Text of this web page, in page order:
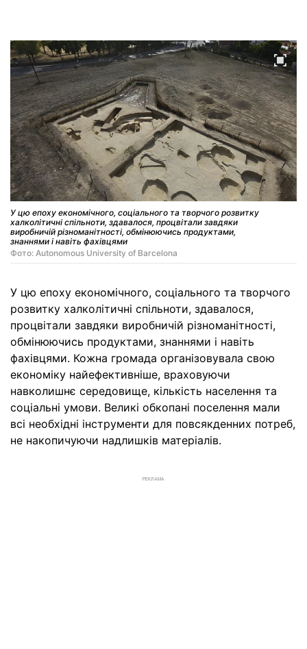
У цю епоху економічного, соціального та творчого розвитку
халколітичні спільноти, здавалося, процвітали завдяки
виробничій різноманітності, обмінюючись продуктами,
знаннями і навіть фахівцями
Фото: Autonomous University of Barcelona
У цю епоху економічного, соціального та творчого
розвитку халколітичні спільноти, здавалося,
процвітали завдяки виробничій різноманітності,
обмінюючись продуктами, знаннями і навіть
фахівцями. Кожна громада організовувала свою
економіку найефективніше, враховуючи
навколишнє середовище, кількість населення та
соціальні умови. Великі обкопані поселення мали
всі необхідні інструменти для повсякденних потреб,
не накопичуючи надлишків матеріалів.
РЕКЛАМА